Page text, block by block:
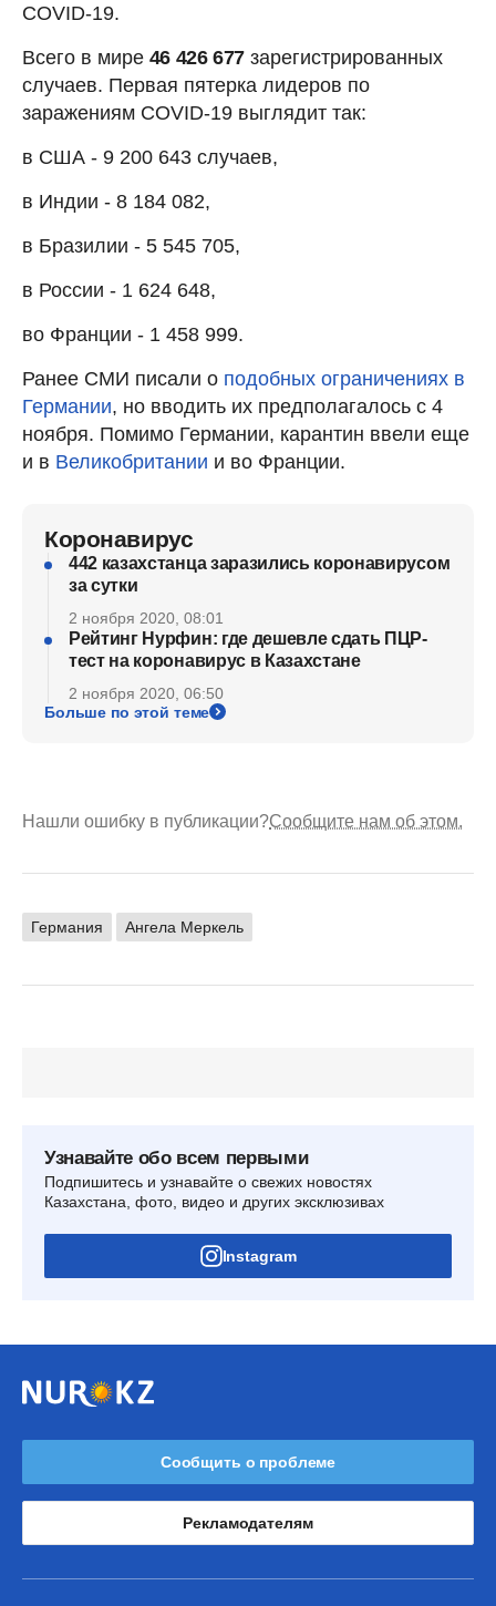
COVID-19.
Всего в мире 46 426 677 зарегистрированных
случаев. Первая пятерка лидеров по
заражениям COVID-19 выглядит так:
в США - 9 200 643 случаев,
в Индии - 8 184 082,
в Бразилии - 5 545 705,
в России - 1 624 648,
во Франции - 1 458 999.
Ранее СМИ писали о подобных ограничениях в
Германии, но вводить их предполагалось с 4
ноября. Помимо Германии, карантин ввели еще
и в Великобритании и во Франции.
Коронавирус
442 казахстанца заразились коронавирусом
за сутки
2 ноября 2020, 08:01
Рейтинг Нурфин: где дешевле сдать ПЦР-
тест на коронавирус в Казахстане
2 ноября 2020, 06:50
Больше по этой теме
Нашли ошибку в публикации?Сообщите нам об этом.
Германия Ангела Меркель
Узнавайте обо всем первыми
Подпишитесь и узнавайте о свежих новостях
Казахстана, фото, видео и других эксклюзивах
Instagram
Сообщить о проблеме
Рекламодателям